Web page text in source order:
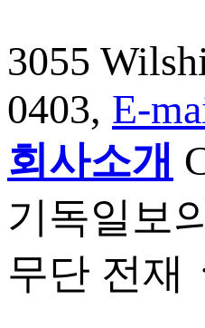
3055
0403, E-
회사소개
기독일보
무단 전재